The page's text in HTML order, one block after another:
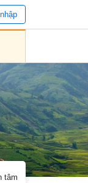
tâm